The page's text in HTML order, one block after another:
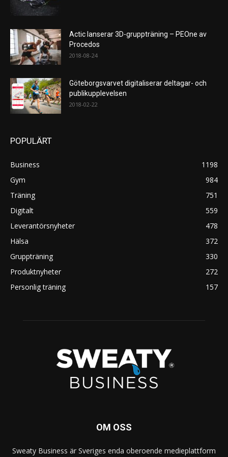
Actic lanserar 3D-gruppträning – PEOne av
Procedos
2018-08-24
Göteborgsvarvet digitaliserar deltagar- och
publikupplevelsen
2018-02-22
POPULÄRT
Business
1198
Gym
984
Träning
751
Digitalt
559
Leverantörsnyheter
478
Hälsa
372
Gruppträning
330
Produktnyheter
272
Personlig träning
157
OM OSS
Sweaty Business är Sveriges enda oberoende medieplattform